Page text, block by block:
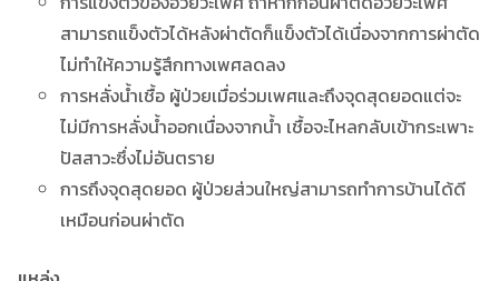
สามารถแข็งตัวได้หลังผ่าตัดก็แข็งตัวได้เนื่องจากการผ่าตัด
ไม่ทำให้ความรู้สึกทางเพศลดลง
การหลั่งน้ำเชื้อ ผู้ป่วยเมื่อร่วมเพศและถึงจุดสุดยอดแต่จะ
ไม่มีการหลั่งน้ำออกเนื่องจากน้ำ เชื้อจะไหลกลับเข้ากระเพาะ
ปัสสาวะซึ่งไม่อันตราย
การถึงจุดสุดยอด ผู้ป่วยส่วนใหญ่สามารถทำการบ้านได้ดี
เหมือนก่อนผ่าตัด